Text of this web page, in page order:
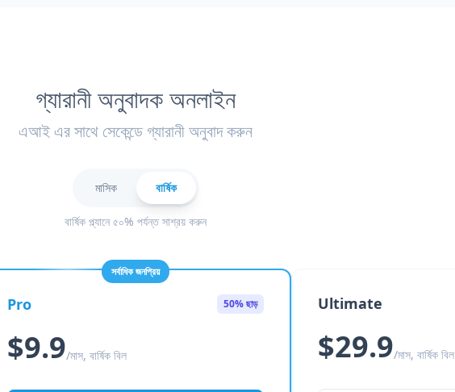
গ্যারানী অনুবাদক অনলাইন
এআই এর সাথে সেকেন্ডে গ্যারানী অনুবাদ করুন
মাসিক বার্ষিক
বার্ষিক প্ল্যানে ৫০% পর্যন্ত সাশ্রয় করুন
সর্বাধিক জনপ্রিয়
Pro 50% ছাড়
$9.9/মাস, বার্ষিক বিল
Ultimate
$29.9/মাস, বার্ষিক বিল